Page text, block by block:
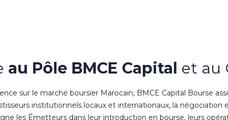
au Pôle BMCE Capital et au
sur le marché boursier Marocain, BMCE Capital Bourse
institutionnels locaux et internationaux, la négociation
les Émetteurs dans leur introduction en bourse, leurs